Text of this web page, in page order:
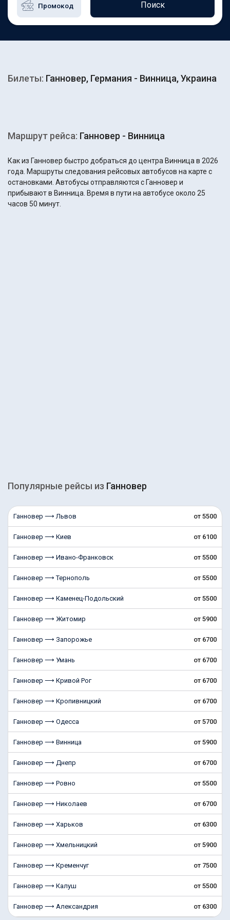
Поиск
Билеты: Ганновер, Германия - Винница, Украина
Маршрут рейса: Ганновер - Винница
Как из Ганновер быстро добраться до центра Винница в 2026
года. Маршруты следования рейсовых автобусов на карте с
остановками. Автобусы отправляются с Ганновер и
прибывают в Винница. Время в пути на автобусе около 25
часов 50 минут.
Популярные рейсы из Ганновер
Ганновер ⟶ Львов от 5500
Ганновер ⟶ Киев от 6100
Ганновер ⟶ Ивано-Франковск от 5500
Ганновер ⟶ Тернополь от 5500
Ганновер ⟶ Каменец-Подольский от 5500
Ганновер ⟶ Житомир от 5900
Ганновер ⟶ Запорожье от 6700
Ганновер ⟶ Умань от 6700
Ганновер ⟶ Кривой Рог от 6700
Ганновер ⟶ Кропивницкий от 6700
Ганновер ⟶ Одесса от 5700
Ганновер ⟶ Винница от 5900
Ганновер ⟶ Днепр от 6700
Ганновер ⟶ Ровно от 5500
Ганновер ⟶ Николаев от 6700
Ганновер ⟶ Харьков от 6300
Ганновер ⟶ Хмельницкий от 5900
Ганновер ⟶ Кременчуг от 7500
Ганновер ⟶ Калуш от 5500
Ганновер ⟶ Александрия от 6300